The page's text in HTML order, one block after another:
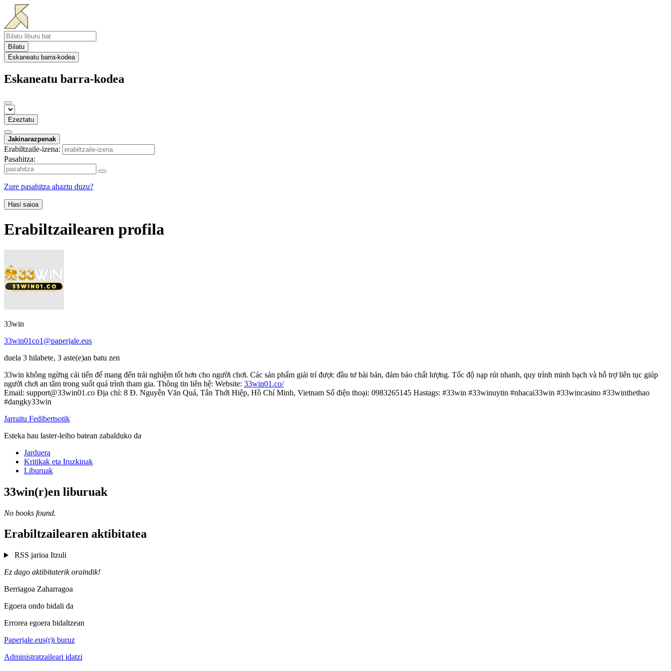
Bilatu
Eskaneatu barra-kodea
Eskaneatu barra-kodea
Ezeztatu
Jakinarazpenak
Erabiltzaile-izena:
Pasahitza:
Zure pasahitza ahaztu duzu?
Hasi saioa
Erabiltzailearen profila
33win
33win01co1@paperjale.eus
duela 3 hilabete, 3 aste(e)an batu zen
33win không ngừng cải tiến để mang đến trải nghiệm tốt hơn cho người chơi. Các sản phẩm giải trí được đầu tư bài bản, đảm bảo chất lượng. Tốc độ nạp rút nhanh, quy trình minh bạch và hỗ trợ liên tục giúp
người chơi an tâm trong suốt quá trình tham gia. Thông tin liên hệ: Website: 33win01.co/
Email: support@33win01.co Địa chỉ: 8 Đ. Nguyễn Văn Quá, Tân Thới Hiệp, Hồ Chí Minh, Vietnam Số điện thoại: 0983265145 Hastags: #33win #33winuytin #nhacai33win #33wincasino #33winthethao
#dangky33win
Jarraitu Fedibertsotik
Esteka hau laster-leiho batean zabalduko da
Jarduera
Kritikak eta Iruzkinak
Liburuak
33win(r)en liburuak
No books found.
Erabiltzailearen aktibitatea
RSS jarioa Itzuli
Ez dago aktibitaterik oraindik!
Berriagoa Zaharragoa
Egoera ondo bidali da
Errorea egoera bidaltzean
Paperjale.eus(r)i buruz
Administratzaileari idatzi